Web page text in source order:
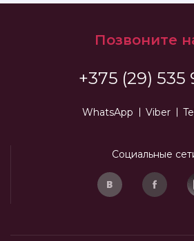
Позвоните
+375 (29) 535
WhatsApp Viber
Социальные